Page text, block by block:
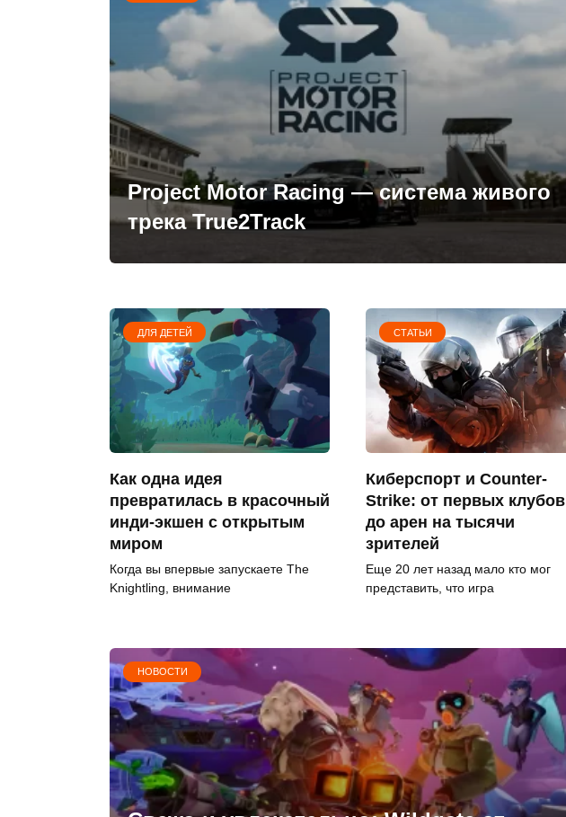
Project Motor Racing — система живого
трека True2Track
ДЛЯ ДЕТЕЙ
Как одна идея
превратилась в красочный
инди-экшен с открытым
миром
Когда вы впервые запускаете The
Knightling, внимание
СТАТЬИ
Киберспорт и Counter-
Strike: от первых клубов
до арен на тысячи
зрителей
Еще 20 лет назад мало кто мог
представить, что игра
НОВОСТИ